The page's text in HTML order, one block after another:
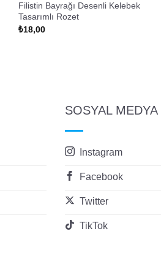
Filistin Bayrağı Desenli Kelebek
Tasarımlı Rozet
₺18,00
SOSYAL MEDYA
Instagram
Facebook
Twitter
TikTok